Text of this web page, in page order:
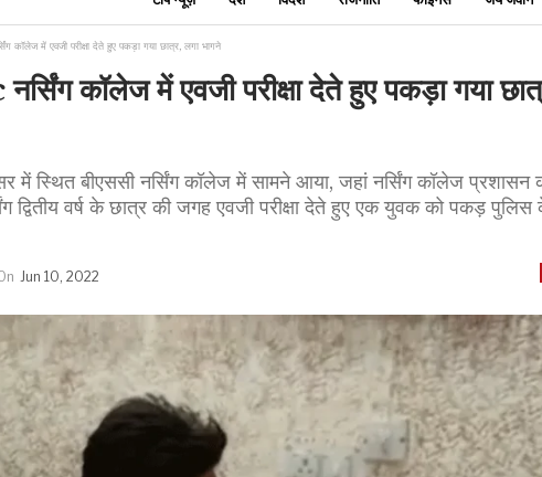
कॉलेज में एवजी परीक्षा देते हुए पकड़ा गया छात्र, लगा भागने
कॉलेज में एवजी परीक्षा देते हुए पकड़ा गया
में स्थित बीएससी नर्सिंग कॉलेज में सामने आया, जहां नर्सिंग कॉलेज प्रशासन
द्वितीय वर्ष के छात्र की जगह एवजी परीक्षा देते हुए एक युवक को पकड़ पुलिस
Jun 10, 2022